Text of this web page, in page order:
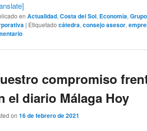
en Actualidad, Costa del Sol, Economía,
| Etiquetado cátedra, consejo asesor,
compromiso
el diario Málaga Hoy
on 16 de febrero de 2021